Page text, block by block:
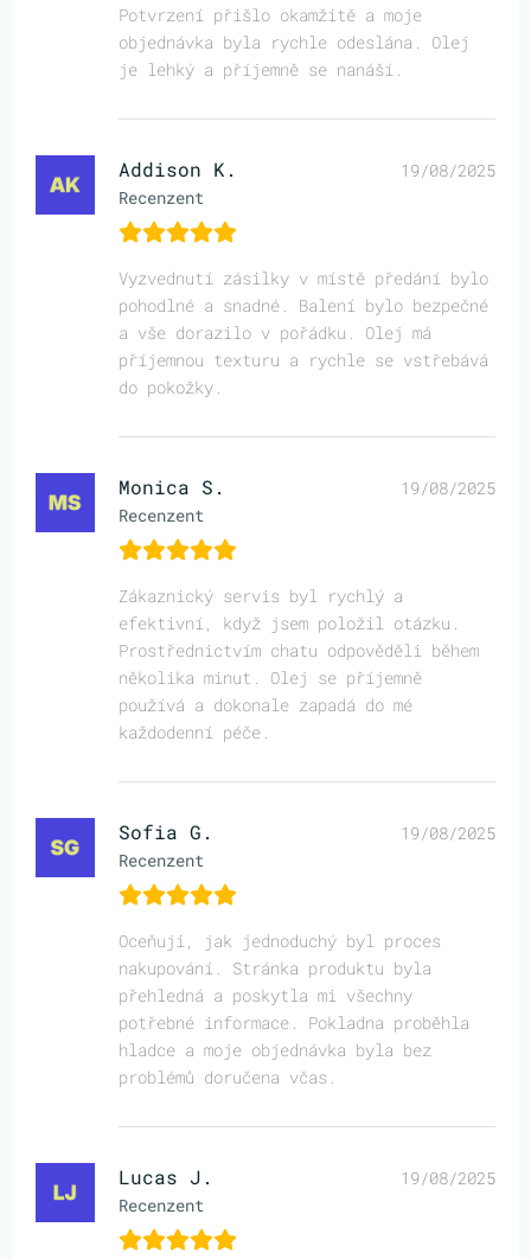
Potvrzení přišlo okamžitě a moje
objednávka byla rychle odeslána. Olej
je lehký a příjemně se nanáší.
Addison K.
Recenzent
19/08/2025
Vyzvednutí zásilky v místě předání bylo
pohodlné a snadné. Balení bylo bezpečné
a vše dorazilo v pořádku. Olej má
příjemnou texturu a rychle se vstřebává
do pokožky.
Monica S.
Recenzent
19/08/2025
Zákaznický servis byl rychlý a
efektivní, když jsem položil otázku.
Prostřednictvím chatu odpověděli během
několika minut. Olej se příjemně
používá a dokonale zapadá do mé
každodenní péče.
Sofia G.
Recenzent
19/08/2025
Oceňuji, jak jednoduchý byl proces
nakupování. Stránka produktu byla
přehledná a poskytla mi všechny
potřebné informace. Pokladna proběhla
hladce a moje objednávka byla bez
problémů doručena včas.
Lucas J.
Recenzent
19/08/2025